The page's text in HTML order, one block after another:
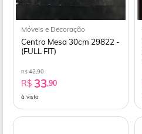
Móveis e Decoração
Centro Mesa 30cm 29822 -
(FULL FIT)
R$42,90
R$ 33,90
à vista